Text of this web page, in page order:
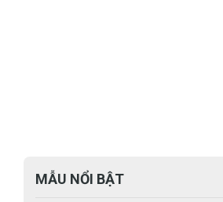
MẪU NỔI BẬT